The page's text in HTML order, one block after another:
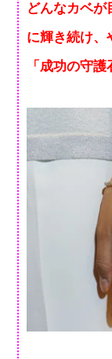
どんなカベが
に輝き続け、
「成功の守